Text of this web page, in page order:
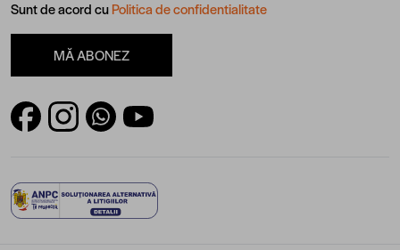
Sunt de acord cuPolitica de confidentialitate
MĂ ABONEZ